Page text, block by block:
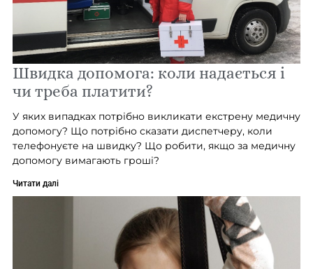
Швидка допомога: коли надається і
чи треба платити?
У яких випадках потрібно викликати екстрену медичну
допомогу? Що потрібно сказати диспетчеру, коли
телефонуєте на швидку? Що робити, якщо за медичну
допомогу вимагають гроші?
Читати далі